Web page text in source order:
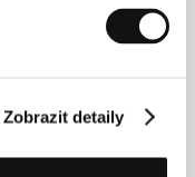
Zobrazit detaily
filmovém